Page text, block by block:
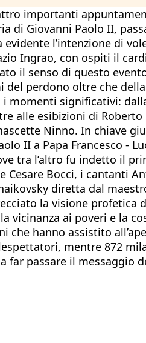
importanti
di Giovanni Paolo II,
l’intenzione di
Ingrao, con ospiti il
il senso di questo
perdono oltre che
momenti significativi:
alle esibizioni di Roberto
Ninno. In chiave
II a Papa Francesco -
tra l’altro fu indetto il
Bocci, i cantanti
diretta dal
la visione profetica
vicinanza ai poveri e la
hanno assistito
mentre 872
passare il messaggio